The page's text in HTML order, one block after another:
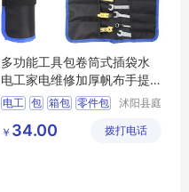
多功能工具包卷筒式插袋水
电工家电维修加厚帆布手提
式安装收纳包
电工 包 箱包 零件包
沭阳县庭
商务有限
￥ 34.00 拨打电话